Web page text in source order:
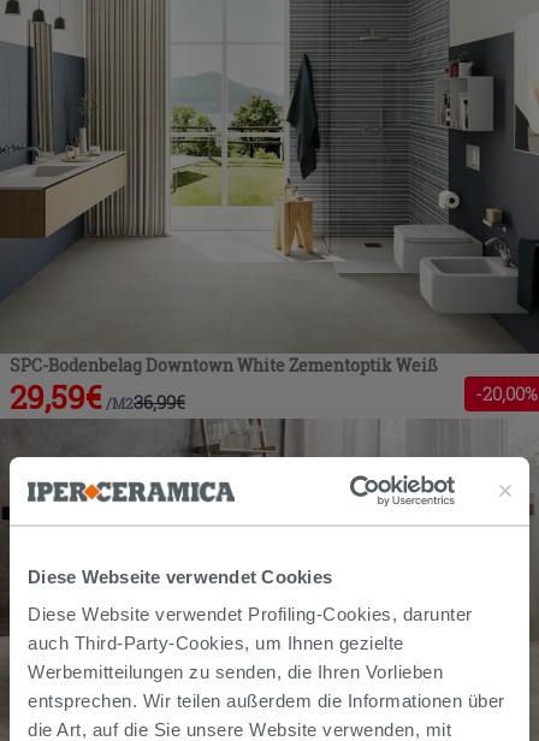
Diese Webseite verwendet Cookies
Diese Website verwendet Profiling-Cookies, darunter
auch Third-Party-Cookies, um Ihnen gezielte
Werbemitteilungen zu senden, die Ihren Vorlieben
entsprechen. Wir teilen außerdem die Informationen über
die Art, auf die Sie unsere Website verwenden, mit
SPC-Bodenbelag Downtown White Zementoptik Weiß
29,59€ /M236,99€ -20,00%